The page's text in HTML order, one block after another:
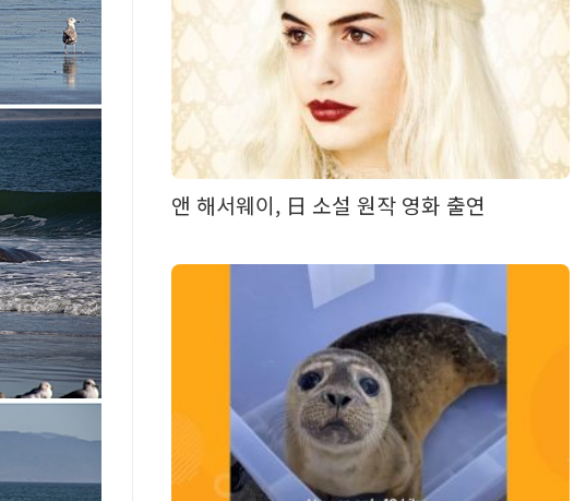
앤 해서웨이, 日 소설 원작 영화 출연